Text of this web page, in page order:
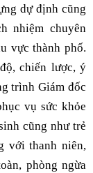
dự định cũng
nhiệm chuyên
vực thành phố.
chiến lược, ý
trình Giám đốc
vụ sức khỏe
cũng như trẻ
với thanh niên,
phòng ngừa